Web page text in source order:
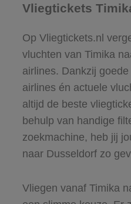
Vliegtickets
Op Vliegtickets.nl
vluchten van Timika
airlines. Dankzij
airlines én actuele
altijd de beste
behulp van handige
zoekmachine, heb jij
naar Dusseldorf zo
Vliegen vanaf Timika